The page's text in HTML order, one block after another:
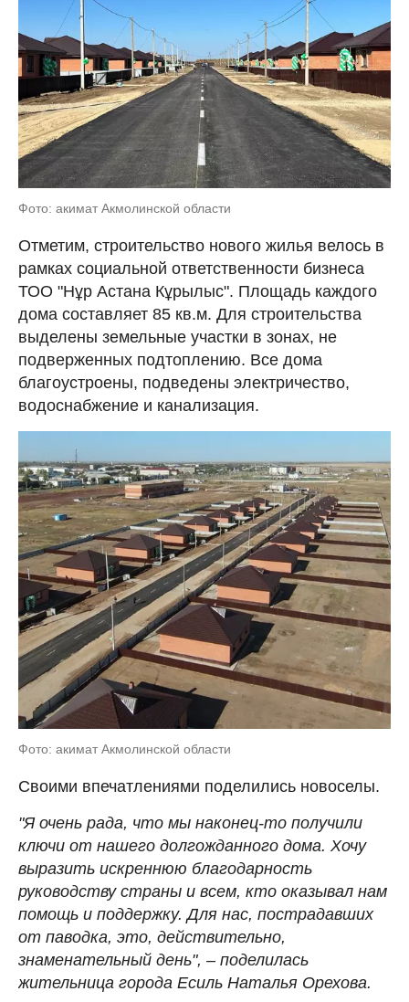
Фото: акимат Акмолинской области
Отметим, строительство нового жилья велось в
рамках социальной ответственности бизнеса
ТОО "Нұр Астана Кұрылыс". Площадь каждого
дома составляет 85 кв.м. Для строительства
выделены земельные участки в зонах, не
подверженных подтоплению. Все дома
благоустроены, подведены электричество,
водоснабжение и канализация.
Фото: акимат Акмолинской области
Своими впечатлениями поделились новоселы.
"Я очень рада, что мы наконец-то получили
ключи от нашего долгожданного дома. Хочу
выразить искреннюю благодарность
руководству страны и всем, кто оказывал нам
помощь и поддержку. Для нас, пострадавших
от паводка, это, действительно,
знаменательный день", – поделилась
жительница города Есиль Наталья Орехова.